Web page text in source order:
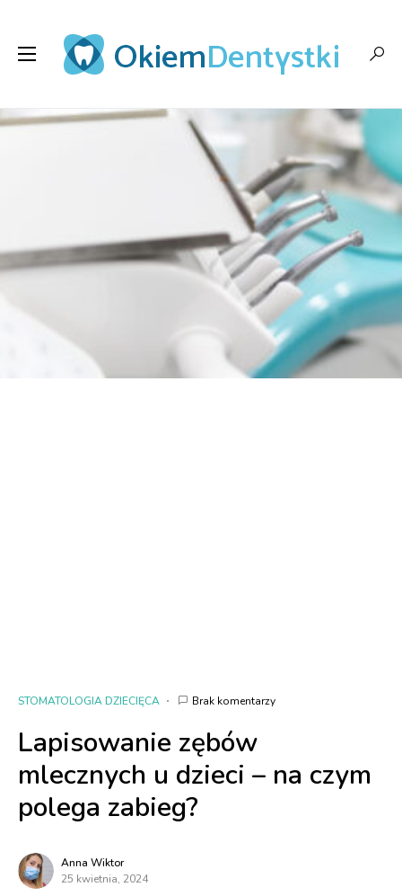
STOMATOLOGIA DZIECIĘCA Brak komentarzy
Lapisowanie zębów
mlecznych u dzieci – na czym
polega zabieg?
Anna Wiktor
25 kwietnia, 2024